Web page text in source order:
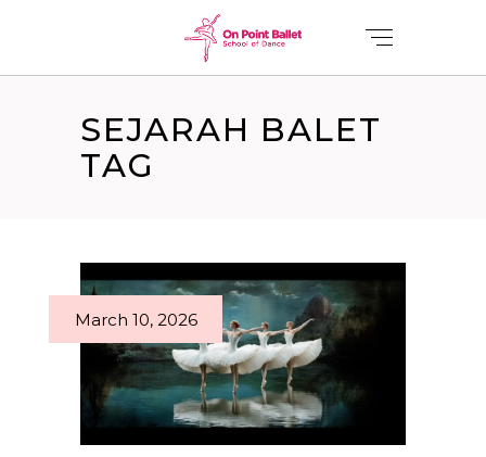
SEJARAH BALET
TAG
March 10, 2026